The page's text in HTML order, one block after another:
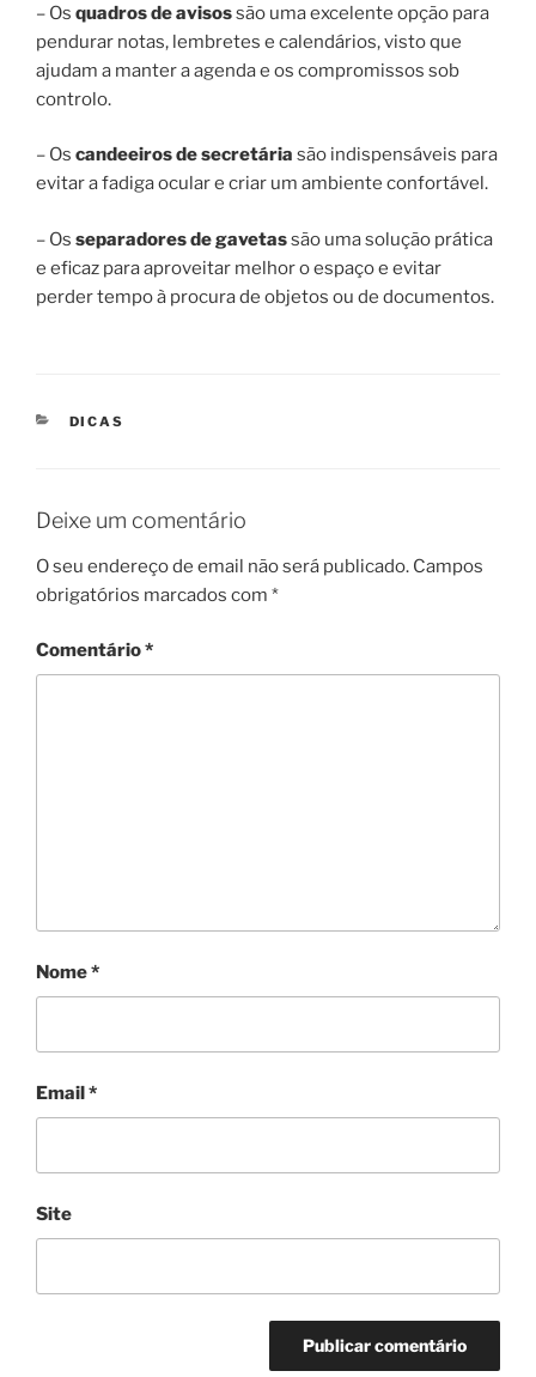
– Os quadros de avisossão uma excelente opção para
pendurar notas, lembretes e calendários, visto que
ajudam a manter a agenda e os compromissos sob
controlo.
– Os candeeiros de secretária são indispensáveis para
evitar a fadiga ocular e criar um ambiente confortável.
– Os separadores de gavetassão uma solução prática
e eficaz para aproveitar melhor o espaço e evitar
perder tempo à procura de objetos ou de documentos.
CATEGORIAS
DICAS
Deixe um comentário
O seu endereço de email não será publicado. Campos
obrigatórios marcados com *
Comentário*
Nome*
Email*
Site